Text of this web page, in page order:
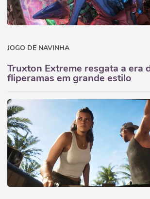
JOGO DE NAVINHA
Truxton Extreme resgata a era
fliperamas em grande estilo